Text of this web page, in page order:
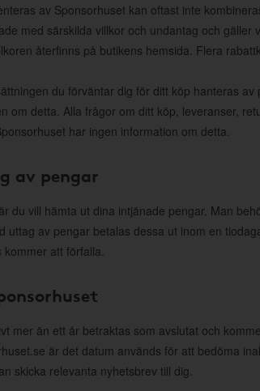
av Sponsorhuset kan oftast inte
med särskilda villkor och undantag och gäller
återfinns på butikens hemsida. Flera
du förväntar dig för ditt köp hanteras
om detta. Alla frågor om ditt köp, leveranser,
har ingen information om detta.
av pengar
du vill hämta ut dina intjänade pengar. Man
uttag av pengar betalas dessa ut inom en
kommer att förfalla.
mer än ett år betraktas som avslutat och
är det datum används för att bedöma
skicka relevanta nyhetsbrev till dig.